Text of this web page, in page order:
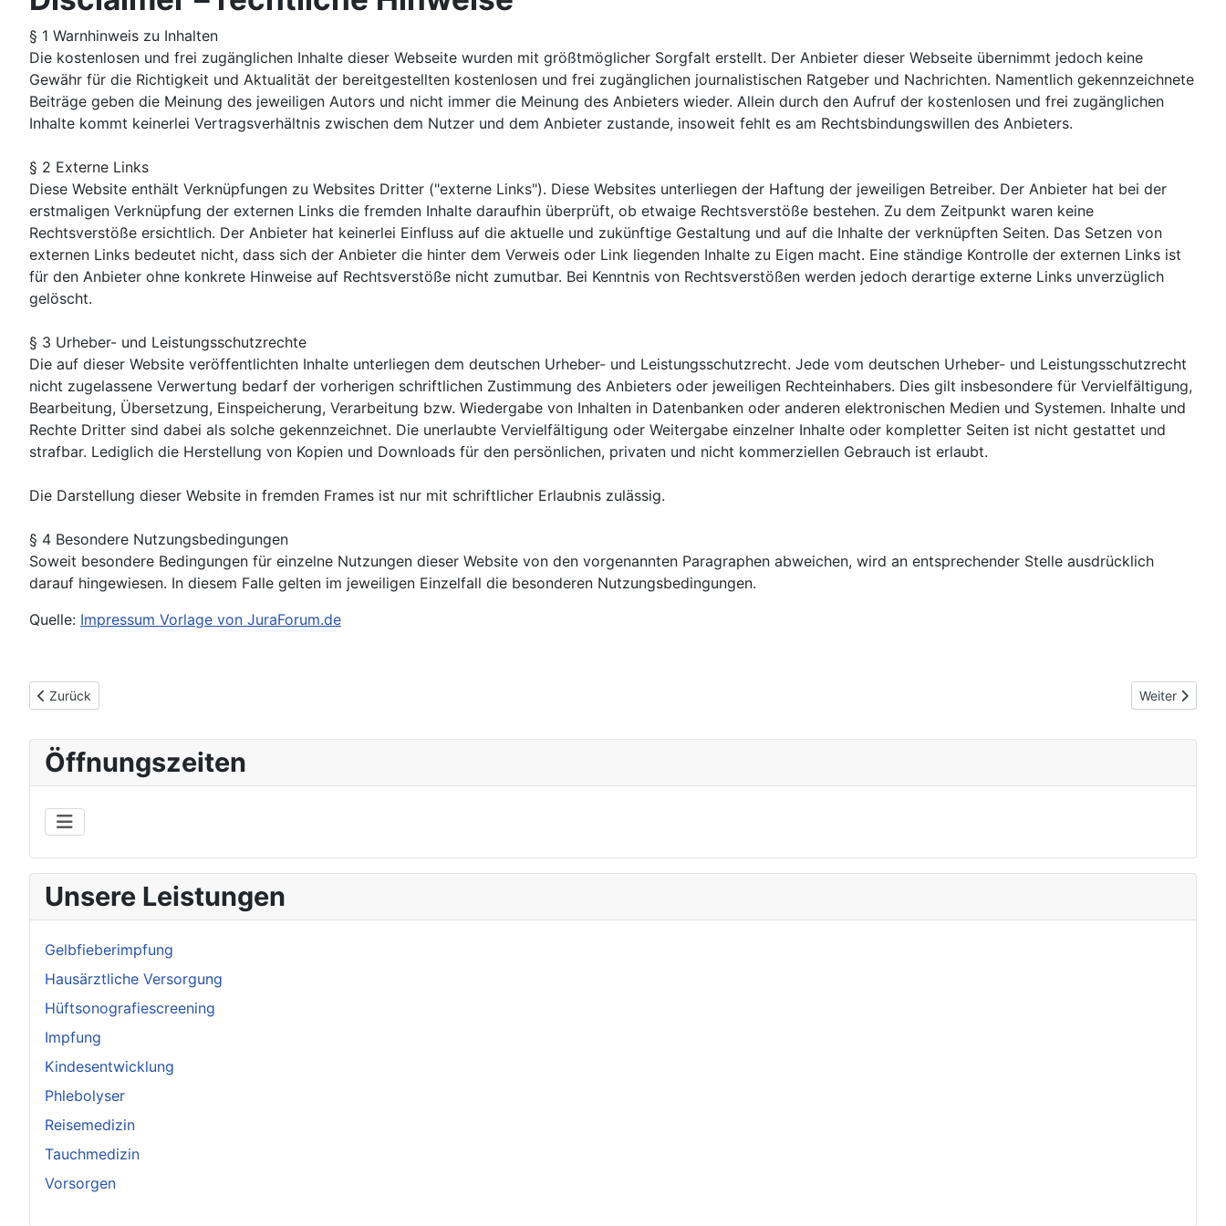
§ 1 Warnhinweis zu Inhalten
Die kostenlosen und frei zugänglichen Inhalte dieser Webseite wurden mit größtmöglicher Sorgfalt erstellt. Der Anbieter dieser Webseite übernimmt jedoch keine
Gewähr für die Richtigkeit und Aktualität der bereitgestellten kostenlosen und frei zugänglichen journalistischen Ratgeber und Nachrichten. Namentlich gekennzeichnete
Beiträge geben die Meinung des jeweiligen Autors und nicht immer die Meinung des Anbieters wieder. Allein durch den Aufruf der kostenlosen und frei zugänglichen
Inhalte kommt keinerlei Vertragsverhältnis zwischen dem Nutzer und dem Anbieter zustande, insoweit fehlt es am Rechtsbindungswillen des Anbieters.
§ 2 Externe Links
Diese Website enthält Verknüpfungen zu Websites Dritter ("externe Links"). Diese Websites unterliegen der Haftung der jeweiligen Betreiber. Der Anbieter hat bei der
erstmaligen Verknüpfung der externen Links die fremden Inhalte daraufhin überprüft, ob etwaige Rechtsverstöße bestehen. Zu dem Zeitpunkt waren keine
Rechtsverstöße ersichtlich. Der Anbieter hat keinerlei Einfluss auf die aktuelle und zukünftige Gestaltung und auf die Inhalte der verknüpften Seiten. Das Setzen von
externen Links bedeutet nicht, dass sich der Anbieter die hinter dem Verweis oder Link liegenden Inhalte zu Eigen macht. Eine ständige Kontrolle der externen Links ist
für den Anbieter ohne konkrete Hinweise auf Rechtsverstöße nicht zumutbar. Bei Kenntnis von Rechtsverstößen werden jedoch derartige externe Links unverzüglich
gelöscht.
§ 3 Urheber- und Leistungsschutzrechte
Die auf dieser Website veröffentlichten Inhalte unterliegen dem deutschen Urheber- und Leistungsschutzrecht. Jede vom deutschen Urheber- und Leistungsschutzrecht
nicht zugelassene Verwertung bedarf der vorherigen schriftlichen Zustimmung des Anbieters oder jeweiligen Rechteinhabers. Dies gilt insbesondere für Vervielfältigung,
Bearbeitung, Übersetzung, Einspeicherung, Verarbeitung bzw. Wiedergabe von Inhalten in Datenbanken oder anderen elektronischen Medien und Systemen. Inhalte und
Rechte Dritter sind dabei als solche gekennzeichnet. Die unerlaubte Vervielfältigung oder Weitergabe einzelner Inhalte oder kompletter Seiten ist nicht gestattet und
strafbar. Lediglich die Herstellung von Kopien und Downloads für den persönlichen, privaten und nicht kommerziellen Gebrauch ist erlaubt.
Die Darstellung dieser Website in fremden Frames ist nur mit schriftlicher Erlaubnis zulässig.
§ 4 Besondere Nutzungsbedingungen
Soweit besondere Bedingungen für einzelne Nutzungen dieser Website von den vorgenannten Paragraphen abweichen, wird an entsprechender Stelle ausdrücklich
darauf hingewiesen. In diesem Falle gelten im jeweiligen Einzelfall die besonderen Nutzungsbedingungen.
Quelle: Impressum Vorlage von JuraForum.de
Vorheriger Beitrag: Emailservice
Zurück Nächster
Weiter
Öffnungszeiten
Unsere Leistungen
Gelbfieberimpfung
Hausärztliche Versorgung
Hüftsonografiescreening
Impfung
Kindesentwicklung
Phlebolyser
Reisemedizin
Tauchmedizin
Vorsorgen